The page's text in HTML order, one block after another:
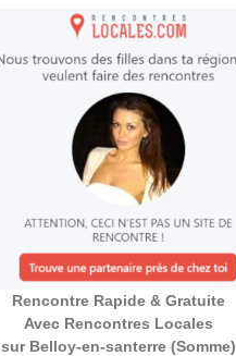
Rencontre Rapide & Gratuite
Avec Rencontres Locales
sur Belloy-en-santerre (Somme)